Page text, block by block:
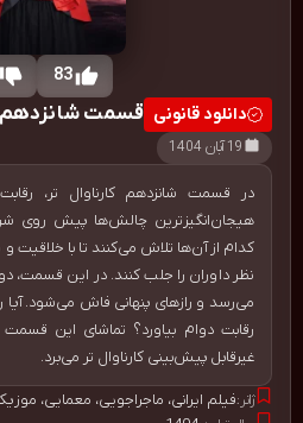
83
دانلود قانونی قسمت شانزدهم
19 آبان 1404
در قسمت شانزدهم کارناوال تر،
هیجان‌انگیزترین چالش‌ها پیش روی
کدام از آن‌ها تلاش می‌کنند تا با خلاقیت
نظر داوران را جلب کنند. در این
می‌رسد و رازهای پنهانی فاش می‌شود. آیا
رقابت دوام بیاورد؟ تماشای این
غیرقابل پیش‌بینی کارناوال تر می‌برد.
ژانر:فیلم ایرانی، ماجراجویی، معمایی،